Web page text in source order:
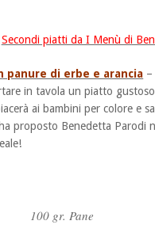
Secondi piatti da I Menù di
panure di erbe e arancia –
in tavola un piatto
ai bambini per colore e
proposto Benedetta Parodi
gr. Pane